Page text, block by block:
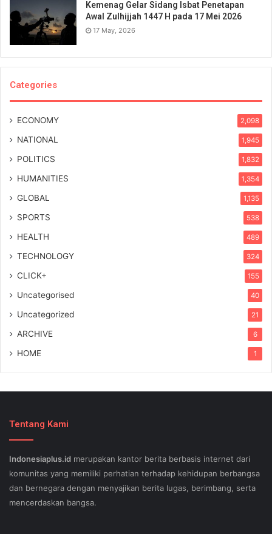
Kemenag Gelar Sidang Isbat Penetapan
Awal Zulhijjah 1447 H pada 17 Mei 2026
17 May, 2026
Categories
ECONOMY 2,098
NATIONAL 1,945
POLITICS 1,832
HUMANITIES 1,354
GLOBAL 1,135
SPORTS 538
HEALTH 489
TECHNOLOGY 324
CLICK+ 155
Uncategorised 40
Uncategorized 21
ARCHIVE 6
HOME 1
Tentang Kami
Indonesiaplus.id merupakan kantor berita berbasis internet dari
komunitas yang memiliki perhatian terhadap kehidupan berbangsa
dan bernegara dengan menyajikan berita lugas, berimbang, serta
mencerdaskan bangsa.